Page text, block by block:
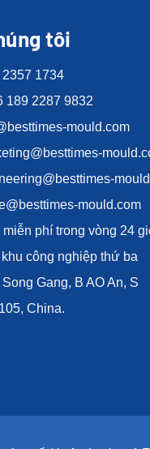
tôi
1734
189 2287 9832
mould.com
mould.com
phí trong vòng 24
công nghiệp thứ ba
Gang, B AO An, S
China.